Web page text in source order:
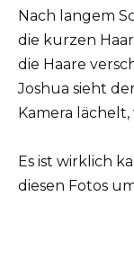
Nach langem
die kurzen
die Haare
Joshua sieht
Kamera lächelt,
Es ist wirklich
diesen Fotos